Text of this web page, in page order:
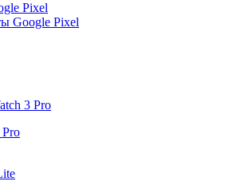
Pixel
Google Pixel
3 Pro